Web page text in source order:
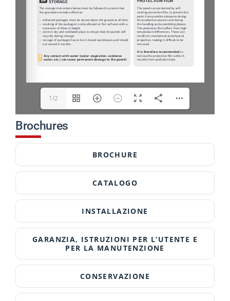
1/2
Brochures
BROCHURE
CATALOGO
INSTALLAZIONE
GARANZIA, ISTRUZIONI PER L‘UTENTE E
PER LA MANUTENZIONE
CONSERVAZIONE